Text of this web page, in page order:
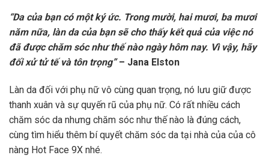
“Da của bạn có một ký ức. Trong mười, hai mươi, ba mươi
năm nữa, làn da của bạn sẽ cho thấy kết quả của việc nó
đã được chăm sóc như thế nào ngày hôm nay. Vì vậy, hãy
đối xử tử tế và tôn trọng”– Jana Elston
Làn da đối với phụ nữ vô cùng quan trọng, nó lưu giữ được
thanh xuân và sự quyến rũ của phụ nữ. Có rất nhiều cách
chăm sóc da nhưng chăm sóc như thế nào là đúng cách,
cùng tìm hiểu thêm bí quyết chăm sóc da tại nhà của của cô
nàng Hot Face 9X nhé.